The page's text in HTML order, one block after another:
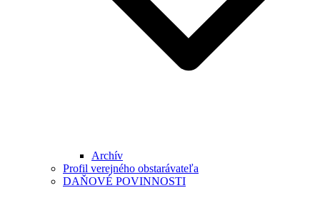
Archív
Profil verejného obstarávateľa
DAŇOVÉ POVINNOSTI